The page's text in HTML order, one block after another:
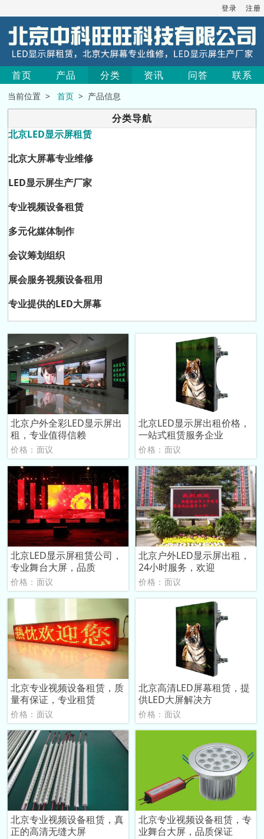
登录 注册
首页 产品 分类 资讯 问答 联系
当前位置 >首页 > 产品信息
分类导航
北京LED显示屏租赁
北京大屏幕专业维修
LED显示屏生产厂家
专业视频设备租赁
多元化媒体制作
会议筹划组织
展会服务视频设备租用
专业提供的LED大屏幕
北京户外全彩LED显示屏出
租，专业值得信赖
价格：面议
北京LED显示屏出租价格，
一站式租赁服务企业
价格：面议
北京LED显示屏租赁公司，
专业舞台大屏，品质
价格：面议
北京户外LED显示屏出租，
24小时服务，欢迎
价格：面议
北京专业视频设备租赁，质
量有保证，专业租赁
价格：面议
北京高清LED屏幕租赁，提
供LED大屏解决方
价格：面议
北京专业视频设备租赁，真
正的高清无缝大屏
北京专业视频设备租赁，专
业舞台大屏，品质保证